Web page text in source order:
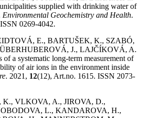
supplied with drinking water of
Environmental Geochemistry and Health.
0269-4042.
E., BARTUŠEK, K., SZABÓ,
J., LAJČÍKOVÁ, A.
of a systematic long-term measurement of
of air ions in the environment inside
. 2021, 12(12), Art.no. 1615. ISSN 2073-
VLKOVA, A., JIROVA, D.,
L., KANDAROVA, H.,